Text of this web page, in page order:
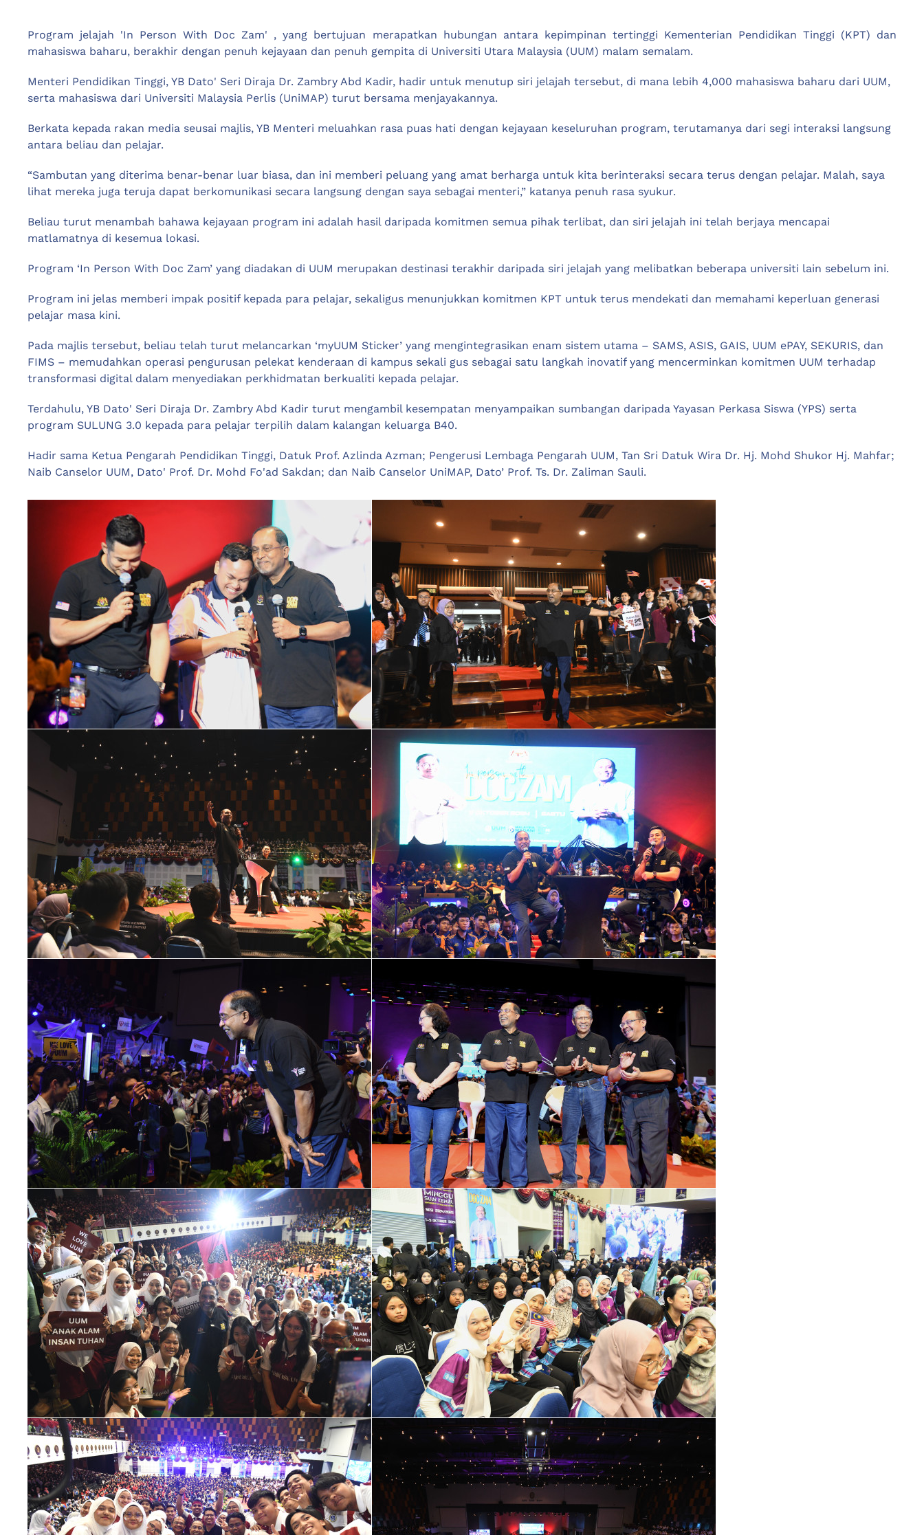
Program jelajah 'In Person With Doc Zam' , yang bertujuan merapatkan hubungan antara kepimpinan tertinggi Kementerian Pendidikan Tinggi (KPT) dan
mahasiswa baharu, berakhir dengan penuh kejayaan dan penuh gempita di Universiti Utara Malaysia (UUM) malam semalam.
Menteri Pendidikan Tinggi, YB Dato' Seri Diraja Dr. Zambry Abd Kadir, hadir untuk menutup siri jelajah tersebut, di mana lebih 4,000 mahasiswa baharu dari UUM,
serta mahasiswa dari Universiti Malaysia Perlis (UniMAP) turut bersama menjayakannya.
Berkata kepada rakan media seusai majlis, YB Menteri meluahkan rasa puas hati dengan kejayaan keseluruhan program, terutamanya dari segi interaksi langsung
antara beliau dan pelajar.
“Sambutan yang diterima benar-benar luar biasa, dan ini memberi peluang yang amat berharga untuk kita berinteraksi secara terus dengan pelajar. Malah, saya
lihat mereka juga teruja dapat berkomunikasi secara langsung dengan saya sebagai menteri,” katanya penuh rasa syukur.
Beliau turut menambah bahawa kejayaan program ini adalah hasil daripada komitmen semua pihak terlibat, dan siri jelajah ini telah berjaya mencapai
matlamatnya di kesemua lokasi.
Program ‘In Person With Doc Zam’ yang diadakan di UUM merupakan destinasi terakhir daripada siri jelajah yang melibatkan beberapa universiti lain sebelum ini.
Program ini jelas memberi impak positif kepada para pelajar, sekaligus menunjukkan komitmen KPT untuk terus mendekati dan memahami keperluan generasi
pelajar masa kini.
Pada majlis tersebut, beliau telah turut melancarkan ‘myUUM Sticker’ yang mengintegrasikan enam sistem utama – SAMS, ASIS, GAIS, UUM ePAY, SEKURIS, dan
FIMS – memudahkan operasi pengurusan pelekat kenderaan di kampus sekali gus sebagai satu langkah inovatif yang mencerminkan komitmen UUM terhadap
transformasi digital dalam menyediakan perkhidmatan berkualiti kepada pelajar.
Terdahulu, YB Dato' Seri Diraja Dr. Zambry Abd Kadir turut mengambil kesempatan menyampaikan sumbangan daripada Yayasan Perkasa Siswa (YPS) serta
program SULUNG 3.0 kepada para pelajar terpilih dalam kalangan keluarga B40.
Hadir sama Ketua Pengarah Pendidikan Tinggi, Datuk Prof. Azlinda Azman; Pengerusi Lembaga Pengarah UUM, Tan Sri Datuk Wira Dr. Hj. Mohd Shukor Hj. Mahfar;
Naib Canselor UUM, Dato' Prof. Dr. Mohd Fo'ad Sakdan; dan Naib Canselor UniMAP, Dato’ Prof. Ts. Dr. Zaliman Sauli.